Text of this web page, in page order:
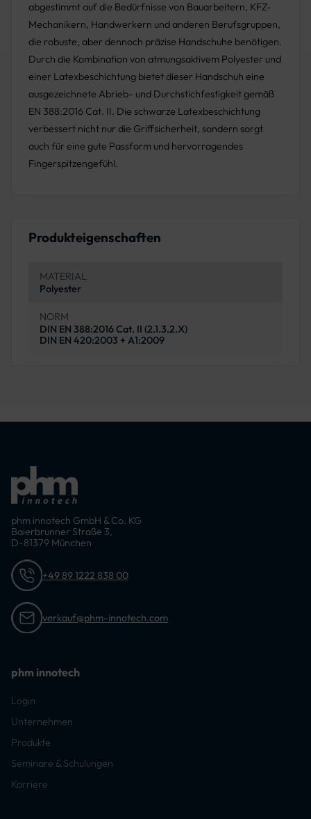
abgestimmt auf die Bedürfnisse von Bauarbeitern, KFZ-
Mechanikern, Handwerkern und anderen Berufsgruppen,
die robuste, aber dennoch präzise Handschuhe benötigen.
Durch die Kombination von atmungsaktivem Polyester und
einer Latexbeschichtung bietet dieser Handschuh eine
ausgezeichnete Abrieb- und Durchstichfestigkeit gemäß
EN 388:2016 Cat. II. Die schwarze Latexbeschichtung
verbessert nicht nur die Griffsicherheit, sondern sorgt
auch für eine gute Passform und hervorragendes
Fingerspitzengefühl.
Produkteigenschaften
MATERIAL
Polyester
NORM
DIN EN 388:2016 Cat. II (2.1.3.2.X)
DIN EN 420:2003 + A1:2009
phm innotech GmbH & Co. KG
Baierbrunner Straße 3,
D-81379 München
+49 89 1222 838 00
verkauf@phm-innotech.com
phm innotech
Login
Unternehmen
Produkte
Seminare & Schulungen
Karriere